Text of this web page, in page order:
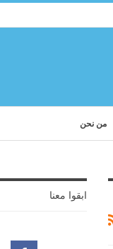
من نحن
ابقوا معنا